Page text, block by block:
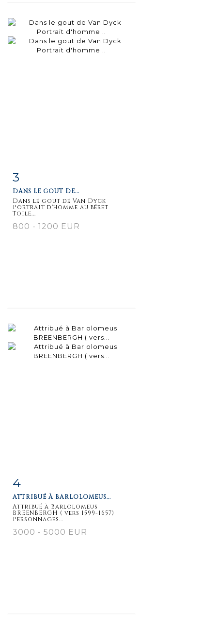
3
DANS LE GOUT DE...
Dans le gout de Van Dyck
Portrait d'homme au béret
Toile...
800 - 1200 EUR
détaillée
4
ATTRIBUÉ À BARLOLOMEUS...
Attribué à Barlolomeus
BREENBERGH ( vers 1599-1657)
Personnages...
3000 - 5000 EUR